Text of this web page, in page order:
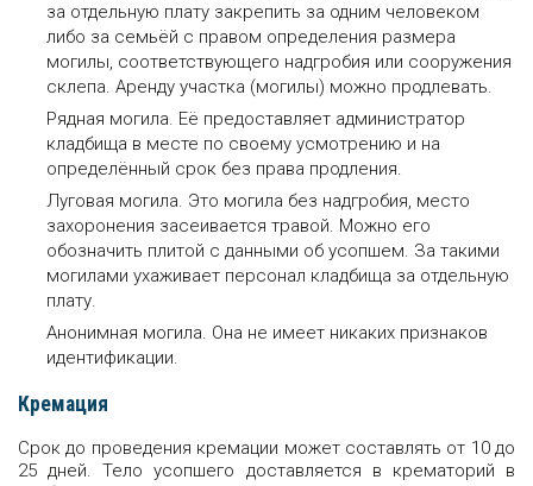
за отдельную плату закрепить за одним человеком
либо за семьёй с правом определения размера
могилы, соответствующего надгробия или сооружения
склепа. Аренду участка (могилы) можно продлевать.
Рядная могила. Её предоставляет администратор
кладбища в месте по своему усмотрению и на
определённый срок без права продления.
Луговая могила. Это могила без надгробия, место
захоронения засеивается травой. Можно его
обозначить плитой с данными об усопшем. За такими
могилами ухаживает персонал кладбища за отдельную
плату.
Анонимная могила. Она не имеет никаких признаков
идентификации.
Кремация
Срок до проведения кремации может составлять от 10 до
25 дней. Тело усопшего доставляется в крематорий в